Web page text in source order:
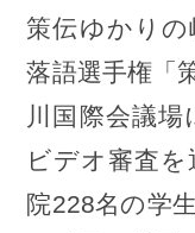
策伝ゆかりの
落語選手権「
川国際会議
ビデオ審査
院228名の学